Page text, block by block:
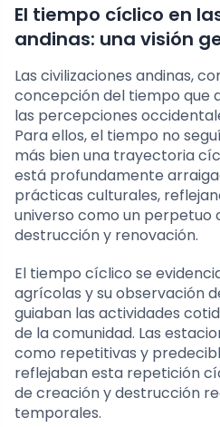
El tiempo cíclico en
andinas: una visión
Las civilizaciones andinas,
concepción del tiempo que
las percepciones
Para ellos, el tiempo no
más bien una trayectoria
está profundamente
prácticas culturales,
universo como un perpetuo
destrucción y renovación.
El tiempo cíclico se
agrícolas y su observación
guiaban las actividades
de la comunidad. Las
como repetitivas y
reflejaban esta repetición
de creación y destrucción
temporales.